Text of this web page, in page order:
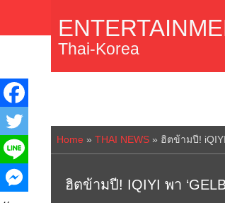
Thai-Korea
Home » THAI NEWS » ฮิตข้ามปี!
ฮิตข้ามปี! IQIYI พา